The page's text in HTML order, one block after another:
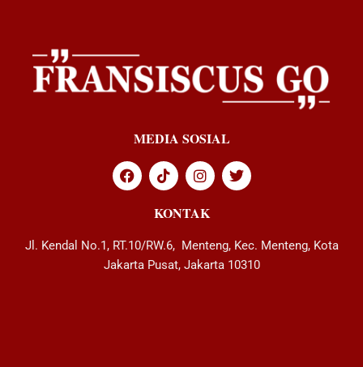
MEDIA SOSIAL
KONTAK
Jl. Kendal No.1, RT.10/RW.6, Menteng, Kec. Menteng, Kota
Jakarta Pusat, Jakarta 10310